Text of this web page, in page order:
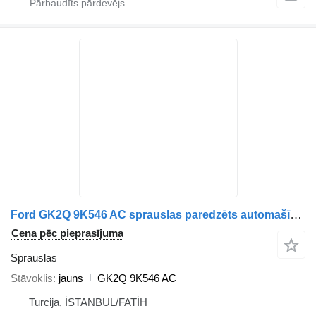
Ford GK2Q 9K546 AC sprauslas paredzēts automašīnas
Cena pēc pieprasījuma
Sprauslas
Stāvoklis jauns
GK2Q 9K546 AC
Turcija, İSTANBUL/FATİH